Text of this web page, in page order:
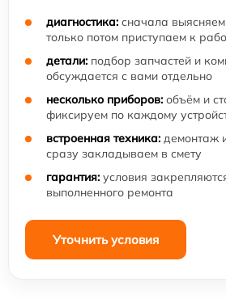
диагностика: сначала
только потом приступаем к
детали: подбор запчастей и
обсуждается с вами отдельно
несколько приборов: объём и
фиксируем по каждому
встроенная техника: демонтаж
сразу закладываем в смету
гарантия: условия
выполненного ремонта
Уточнить условия